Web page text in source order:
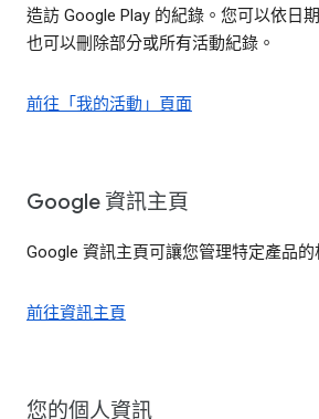
造訪 Google Play 的紀錄。您可以依日
也可以刪除部分或所有活動紀錄。
前往「我的活動」頁面
Google 資訊主頁
Google 資訊主頁可讓您管理特定產品的
前往資訊主頁
您的個人資訊